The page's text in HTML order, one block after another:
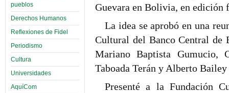
pueblos
Derechos Humanos
Reflexiones de Fidel
Periodismo
Cultura
Universidades
AquíCom
Guevara en Bolivia, en edición
La idea se aprobó en una
Cultural del Banco Central de
Mariano Baptista Gumucio,
Taboada Terán y Alberto
Presenté a la Fundación